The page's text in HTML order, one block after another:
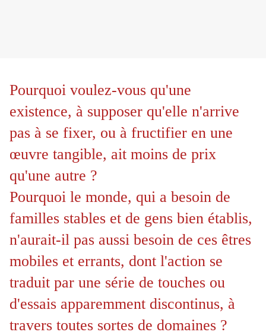
Pourquoi voulez-vous qu'une
existence, à supposer qu'elle n'arrive
pas à se fixer, ou à fructifier en une
œuvre tangible, ait moins de prix
qu'une autre ?
Pourquoi le monde, qui a besoin de
familles stables et de gens bien établis,
n'aurait-il pas aussi besoin de ces êtres
mobiles et errants, dont l'action se
traduit par une série de touches ou
d'essais apparemment discontinus, à
travers toutes sortes de domaines ?